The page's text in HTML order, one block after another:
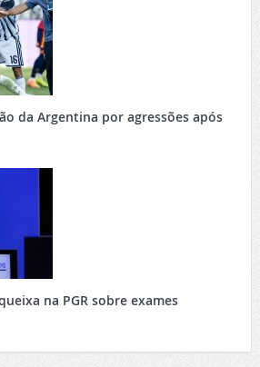
da Argentina por agressões após
na PGR sobre exames